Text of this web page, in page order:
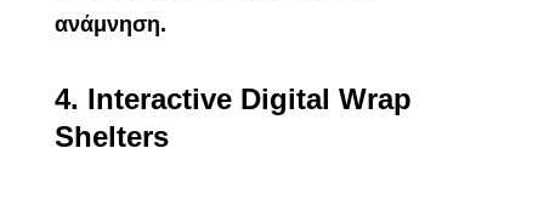
ανάμνηση.
4. Interactive Digital Wrap
Shelters